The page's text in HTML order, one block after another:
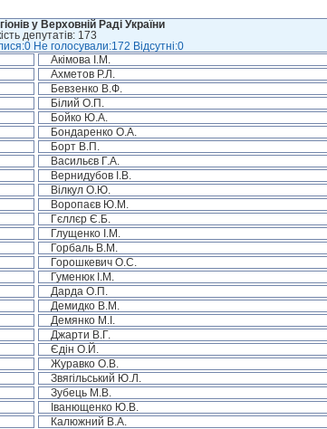
у Верховній Раді України
депутатів: 173
Не голосували:172 Відсутні:0
Акімова І.М.
Ахметов Р.Л.
Бевзенко В.Ф.
Білий О.П.
Бойко Ю.А.
Бондаренко О.А.
Борт В.П.
Васильєв Г.А.
Вернидубов І.В.
Вілкул О.Ю.
Воропаєв Ю.М.
Гєллєр Є.Б.
Глущенко І.М.
Горбаль В.М.
Горошкевич О.С.
Гуменюк І.М.
Дарда О.П.
Демидко В.М.
Демянко М.І.
Джарти В.Г.
Єдін О.Й.
Журавко О.В.
Звягільський Ю.Л.
Зубець М.В.
Іванющенко Ю.В.
Калюжний В.А.